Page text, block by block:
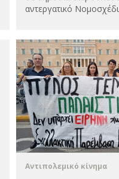
αντεργατικό
Αντιπολεμικό κίνημα